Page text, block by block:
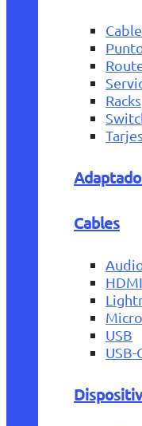
Racks
Cables
HDMI
USB
USB-